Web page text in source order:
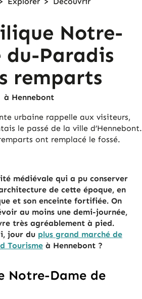
Notre-
du-Paradis
remparts
à Hennebont
urbaine rappelle aux visiteurs,
le passé de la ville d’Hennebont.
ont remplacé le fossé.
médiévale qui a pu conserver
de cette époque, en
et son enceinte fortifiée. On
au moins une demi-journée,
très agréablement à pied.
jour du plus grand marché de
Tourisme à Hennebont ?
Notre-Dame de